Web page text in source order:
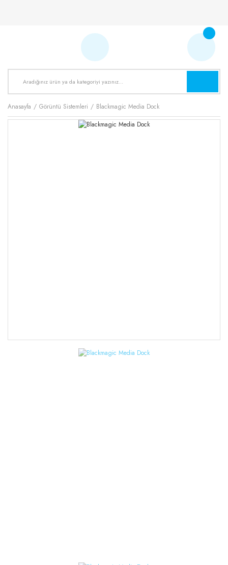
Anasayfa Görüntü Sistemleri Blackmagic Media Dock